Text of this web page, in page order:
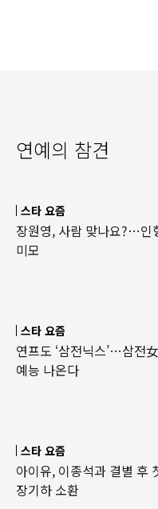
연예의 참견
스타 요즘
장원영, 사람 맞나요?…인
미모
스타 요즘
연프도 ‘삼전닉스’…삼전
예능 나온다
스타 요즘
아이유, 이종석과 결별 후
장기하 소환